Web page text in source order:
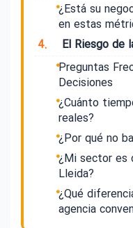
¿Está su
en estas
4.
El Riesgo de
Preguntas
Decisiones
¿Cuánto
reales?
¿Por qué no
¿Mi sector es
Lleida?
¿Qué
agencia